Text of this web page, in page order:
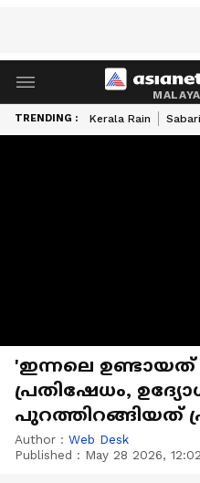
TRENDING : Kerala Rain
'ഇന്നലെ ഉണ്ടായത്
പ്രതിഷേധം,
പുറത്തിറങ്ങിയത്
Author : Web Desk
Published : May 28 2026,